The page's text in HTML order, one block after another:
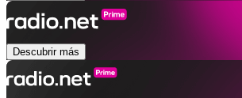
Descubrir más